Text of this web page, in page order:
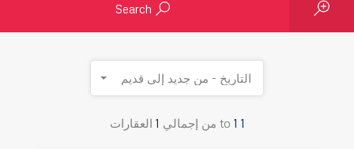
Search
1
to 1 من إجمالي 1 العقارات
التاريخ - من جديد إلى قديم